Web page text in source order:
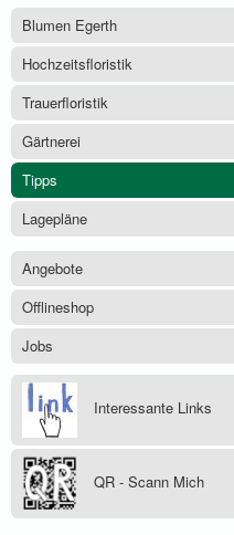
Blumen Egerth
Hochzeitsfloristik
Trauerfloristik
Gärtnerei
Tipps
Lagepläne
Angebote
Offlineshop
Jobs
Interessante Links
QR - Scann Mich